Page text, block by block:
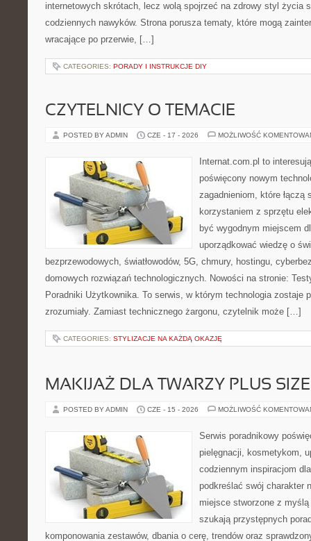
internetowych skrótach, lecz wolą spojrzeć na zdrowy styl życia
codziennych nawyków. Strona porusza tematy, które mogą
wracające po przerwie, […]
CATEGORIES: PORADY I INSTRUKCJE DIY
CZYTELNICY O TEMACIE
POSTED BY ADMIN CZE - 17 - 2026 MOŻLIWOŚĆ
Internat.com.pl to
poświęcony nowym
zagadnieniom, które łączą
korzystaniem z sprzętu
być wygodnym miejscem
uporządkować wiedzę o
bezprzewodowych, światłowodów, 5G, chmury, hostingu,
domowych rozwiązań technologicznych. Nowości na stronie:
Poradniki Użytkownika. To serwis, w którym technologia zostaje
zrozumiały. Zamiast technicznego żargonu, czytelnik może […]
CATEGORIES: STYLIZACJE NA KAŻDĄ OKAZJĘ
MAKIJAŻ DLA TWARZY PLUS SIZE
POSTED BY ADMIN CZE - 15 - 2026 MOŻLIWOŚĆ
Serwis poradnikowy
pielęgnacji, kosmetykom,
codziennym inspiracjom
podkreślać swój charakter
miejsce stworzone z
szukają przystępnych
komponowania zestawów, dbania o cerę, trendów oraz